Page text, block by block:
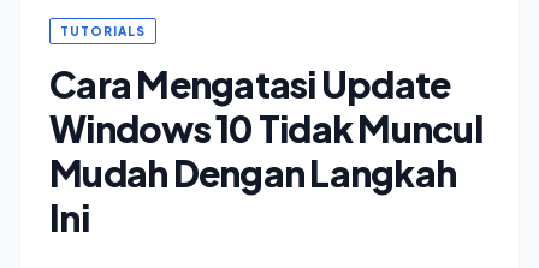
TUTORIALS
Cara Mengatasi Update
Windows 10 Tidak Muncul
Mudah Dengan Langkah
Ini